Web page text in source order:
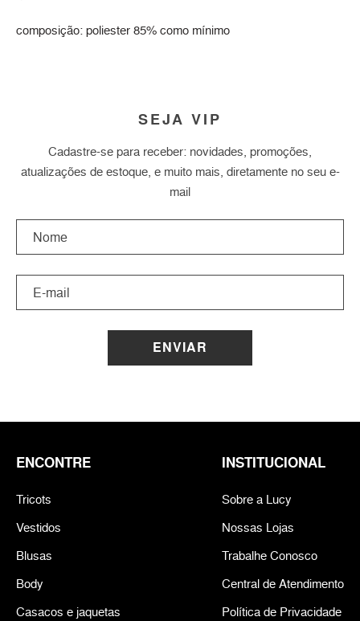
composição: poliester 85% como mínimo
SEJA VIP
Cadastre-se para receber: novidades, promoções,
atualizações de estoque, e muito mais, diretamente no seu e-
mail
ENVIAR
ENCONTRE
Tricots
Vestidos
Blusas
Body
Casacos e jaquetas
INSTITUCIONAL
Sobre a Lucy
Nossas Lojas
Trabalhe Conosco
Central de Atendimento
Política de Privacidade